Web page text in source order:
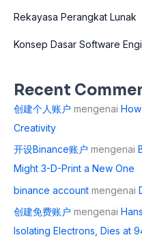
Rekayasa Perangkat Lunak
Konsep Dasar Software
Recent
创建个人账户 mengenai
Creativity
开设Binance账户 mengenai
Might 3-D-Print a New One
binance account mengenai
创建免费账户 mengenai
Isolating Electrons, Dies at